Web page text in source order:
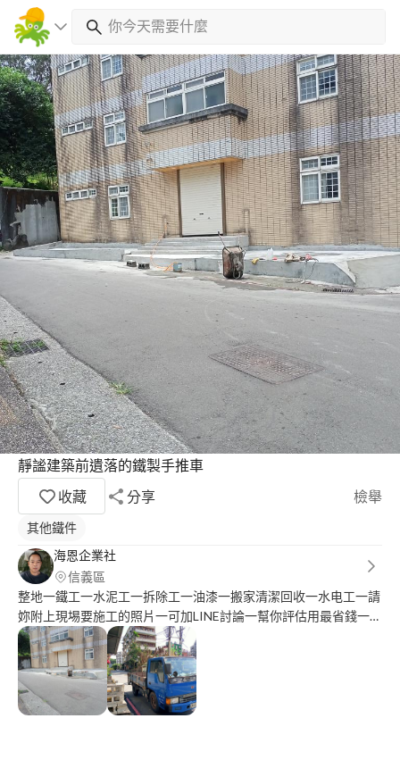
靜謐建築前遺落的鐵製手推車
收藏
分享 檢舉
其他鐵件
海恩企業社
信義區
整地一鐵工一水泥工一拆除工一油漆一搬家清潔回收一水电工一請
妳附上現埸要施工的照片一可加LINE討論一幫你評估用最省錢一最
經濟的方式施工